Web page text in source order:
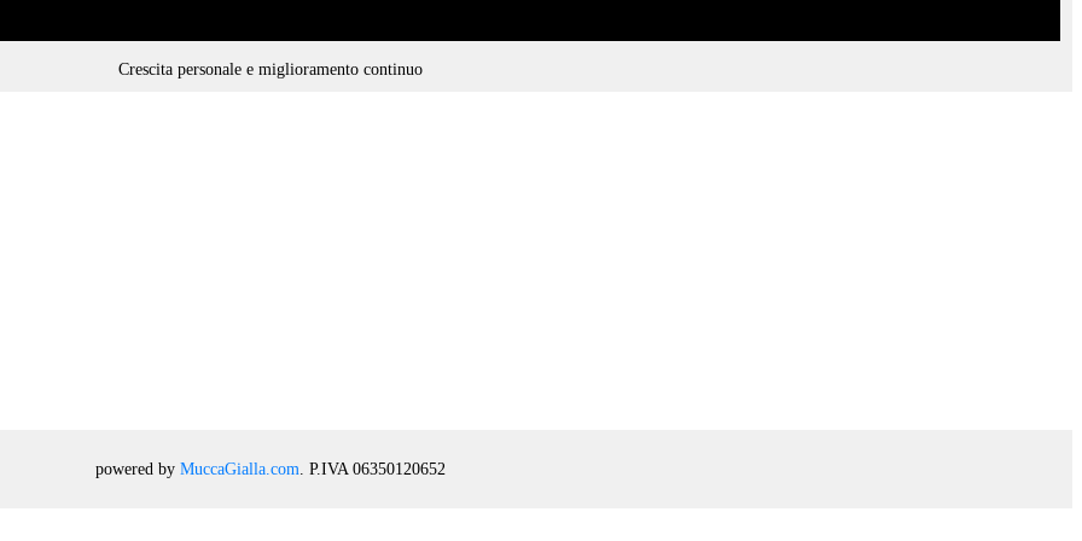
Crescita personale e miglioramento continuo
powered by MuccaGialla.com . P.IVA 06350120652